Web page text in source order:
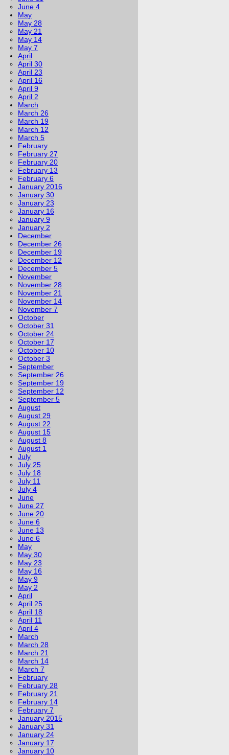
June 4
May
May 28
May 21
May 14
May 7
April
April 30
April 23
April 16
April 9
April 2
March
March 26
March 19
March 12
March 5
February
February 27
February 20
February 13
February 6
January 2016
January 30
January 23
January 16
January 9
January 2
December
December 26
December 19
December 12
December 5
November
November 28
November 21
November 14
November 7
October
October 31
October 24
October 17
October 10
October 3
September
September 26
September 19
September 12
September 5
August
August 29
August 22
August 15
August 8
August 1
July
July 25
July 18
July 11
July 4
June
June 27
June 20
June 6
June 13
June 6
May
May 30
May 23
May 16
May 9
May 2
April
April 25
April 18
April 11
April 4
March
March 28
March 21
March 14
March 7
February
February 28
February 21
February 14
February 7
January 2015
January 31
January 24
January 17
January 10